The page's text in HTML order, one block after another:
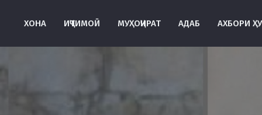
ХОНА ИҶТИМОӢ МУҲОҶИРАТ АДАБ АХБОРИ